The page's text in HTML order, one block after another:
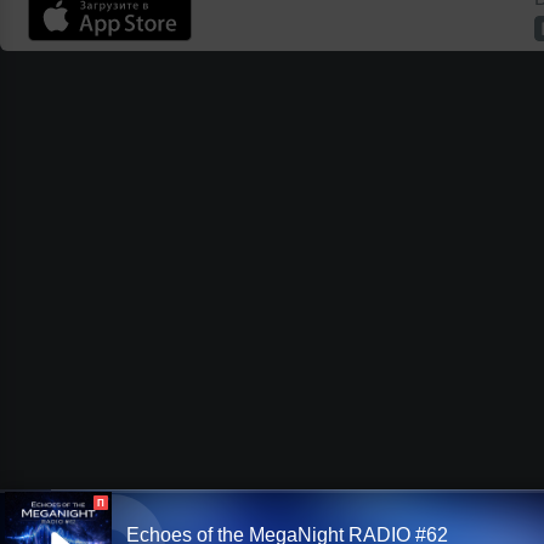
П
Echoes of the MegaNight RADIO #62